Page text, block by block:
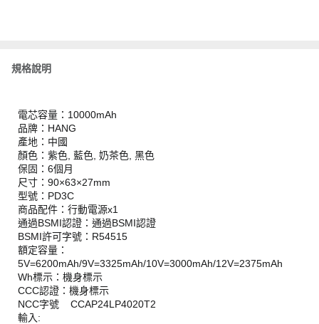
規格說明
電芯容量：10000mAh
品牌：HANG
產地：中國
顏色：紫色, 藍色, 奶茶色, 黑色
保固：6個月
尺寸：90×63×27mm
型號：PD3C
商品配件：行動電源x1
通過BSMI認證：通過BSMI認證
BSMI許可字號：R54515
額定容量：
5V=6200mAh/9V=3325mAh/10V=3000mAh/12V=2375mAh
Wh標示：機身標示
CCC認證：機身標示
NCC字號 CCAP24LP4020T2
輸入: